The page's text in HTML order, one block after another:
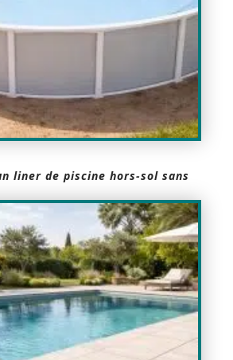
liner de piscine hors-sol sans